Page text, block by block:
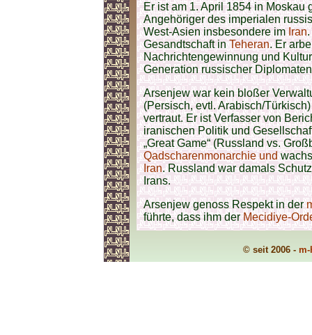
Er ist am 1. April 1854 in Moskau
Angehöriger des imperialen
West-Asien insbesondere imIran.
Gesandtschaft inTeheran. Er
Nachrichtengewinnung und
Generation russischer
Arsenjew war kein bloßer
(Persisch, evtl. Arabisch/
vertraut. Er ist Verfasser von
iranischen Politik und
„Great Game“ (Russland vs.
Qadscharenmonarchie und
Iran. Russland war damals
Irans.
Arsenjew genoss Respekt in der
führte, dass ihm derMecidiye-
© seit 2006 - m-